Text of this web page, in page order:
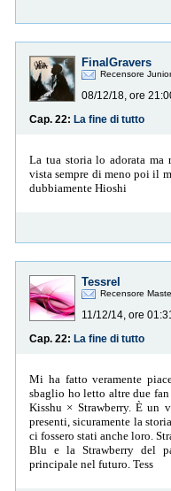
FinalGravers
Recensore Junior
08/12/18, ore
Cap. 22: La fine di tutto
La tua storia lo adorata
vista sempre di meno poi il
dubbiamente Hioshi
Tessrel
Recensore
11/12/14, ore
Cap. 22: La fine di tutto
Mi ha fatto veramente
sbaglio ho letto altre due
Kisshu × Strawberry. È un
presenti, sicuramente la
ci fossero stati anche loro.
Blu e la Strawberry del
principale nel futuro. Tess